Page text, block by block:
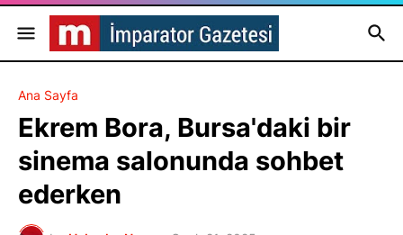
Ana Sayfa
Ekrem Bora, Bursa'daki bir
sinema salonunda sohbet
ederken